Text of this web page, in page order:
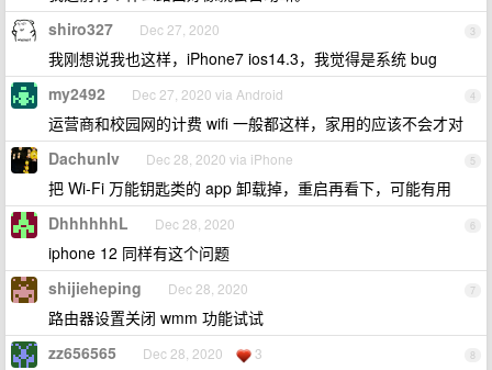
3
shiro327 Dec 27, 2020
我刚想说我也这样，iPhone7 ios14.3，我觉得是系统 bug
4
my2492 Dec 27, 2020 via Android
运营商和校园网的计费 wifi 一般都这样，家用的应该不会才对
5
Dachunlv Dec 28, 2020 via iPhone
把 Wi-Fi 万能钥匙类的 app 卸载掉，重启再看下，可能有用
6
DhhhhhhL Dec 28, 2020
iphone 12 同样有这个问题
7
shijieheping Dec 28, 2020
路由器设置关闭 wmm 功能试试
8
zz656565 Dec 28, 2020 3